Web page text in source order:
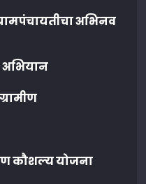
अभिनव
अभियान
कौशल्य योजना